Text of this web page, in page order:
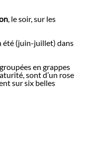
, le soir, sur les
été (juin-juillet) dans
en grappes
sont d’un rose
sur six belles